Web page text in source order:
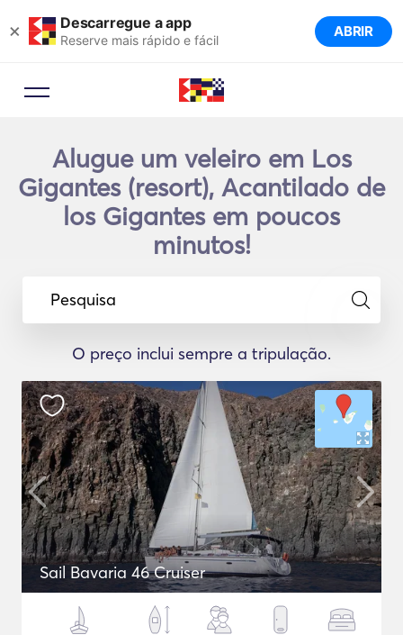
× Descarregue a app
Reserve mais rápido e fácil ABRIR
Alugue um veleiro em Los
Gigantes (resort), Acantilado de
los Gigantes em poucos
minutos!
Pesquisa
O preço inclui sempre a tripulação.
Sail Bavaria 46 Cruiser